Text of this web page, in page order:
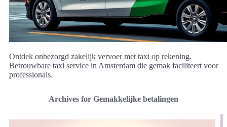
Ontdek onbezorgd zakelijk vervoer met taxi op rekening.
Betrouwbare taxi service in Amsterdam die gemak faciliteert voor
professionals.
Archives for Gemakkelijke betalingen